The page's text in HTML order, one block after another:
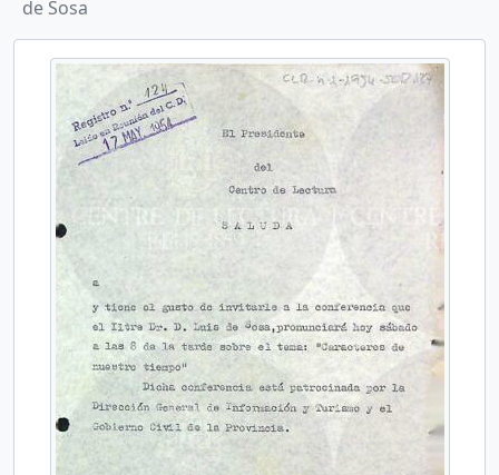
SOR, 131 - Carta del president al secretari de la Secció Motorista del C.N.R. Ploms
més 183...
de Sosa